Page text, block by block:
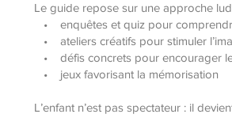
Le guide repose sur une approche
• enquêtes et quiz pour
• ateliers créatifs pour stimuler
• défis concrets pour encourager le
• jeux favorisant la mémorisation
L’enfant n’est pas spectateur : il